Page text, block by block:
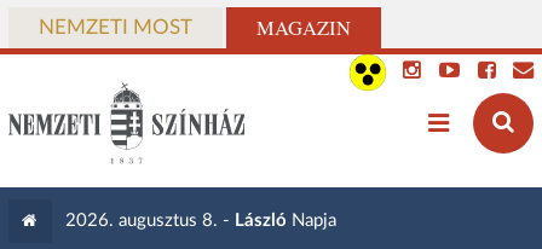
NEMZETI MOST MAGAZIN
2026. augusztus 8. - László Napja